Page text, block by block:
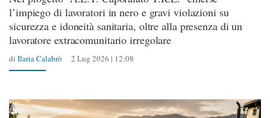
l’impiego di lavoratori in nero e gravi violazioni su
sicurezza e idoneità sanitaria, oltre alla presenza di un
lavoratore extracomunitario irregolare
di Ilaria Calabrò 2 Lug 2026 | 12:08